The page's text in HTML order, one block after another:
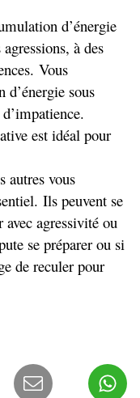
d’énergie
à des
Vous
d’énergie sous
est idéal pour
autres vous
Ils peuvent se
agressivité ou
se préparer ou si
de reculer pour